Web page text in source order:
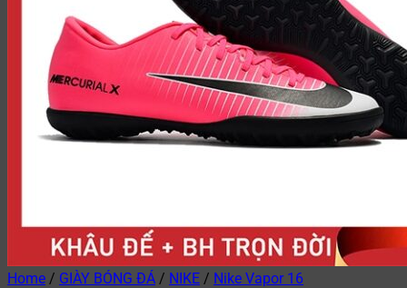
Home / GIÀY BÓNG ĐÁ / NIKE / Nike Vapor 16